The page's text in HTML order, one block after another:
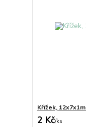
Křížek,
2 Kč/ks